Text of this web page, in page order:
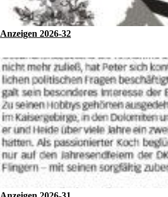
Anzeigen 2026-32